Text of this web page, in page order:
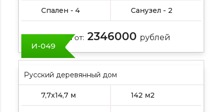
Спален - 4 Санузел - 2
Цена от: 2346000 рублей
И-049
Русский деревянный дом
7,7х14,7 м 142 м2